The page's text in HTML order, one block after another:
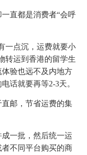
直都是消费者“会呼
一点沉，运费就要小
转运到香港的留学生
验也远不及内地方
话就要再等2-3天。
邮，节省运费的集
一批，然后统一运
不同平台购买的商